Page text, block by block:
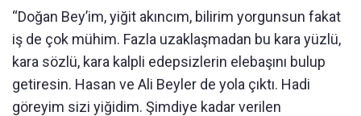
“Doğan Bey’im, yiğit akıncım, bilirim yorgunsun fakat
iş de çok mühim. Fazla uzaklaşmadan bu kara yüzlü,
kara sözlü, kara kalpli edepsizlerin elebaşını bulup
getiresin. Hasan ve Ali Beyler de yola çıktı. Hadi
göreyim sizi yiğidim. Şimdiye kadar verilen